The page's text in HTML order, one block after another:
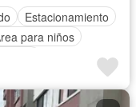
Estacionamiento
para niños
Parrilla
Piscina